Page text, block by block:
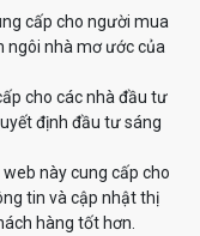
cấp cho người mua
ngôi nhà mơ ước của
cho các nhà đầu tư
định đầu tư sáng
này cung cấp cho
tin và cập nhật thị
hàng tốt hơn.